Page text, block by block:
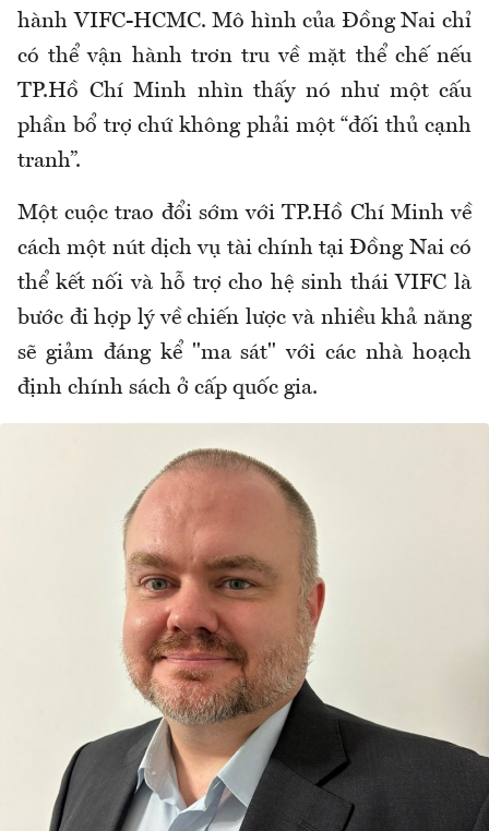
hành VIFC-HCMC. Mô hình của Đồng Nai chỉ
có thể vận hành trơn tru về mặt thểchếnếu
TP.Hồ Chí Minh nhìn thấy nó như một cấu
phần bổ trợ chứ không phải một“đối thủ cạnh
tranh”.
Một cuộc trao đổi sớm với TP.Hồ Chí Minh về
cách một nút dịch vụ tài chính tại Đồng Nai có
thể kết nối và hỗ trợ cho hệ sinh thái VIFC là
bước đi hợp lý về chiến lược và nhiều khả năng
sẽ giảm đáng kể "ma sát" với các nhà hoạch
định chính sách ở cấp quốc gia.